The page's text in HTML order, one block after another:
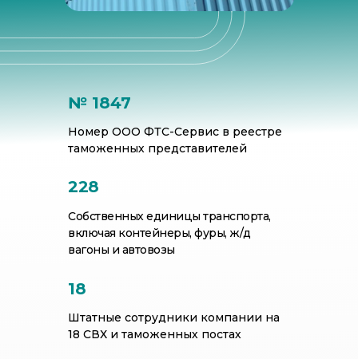
Штатные сотрудники компании на
18 СВХ и таможенных постах
18
Собственных единицы транспорта,
включая контейнеры, фуры, ж/д
вагоны и автовозы
228
Номер ООО ФТС-Сервис в реестре
таможенных представителей
№ 1847
Наши преимущества для вас: